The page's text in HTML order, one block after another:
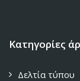
Κατηγορίες
Δελτία τύπου